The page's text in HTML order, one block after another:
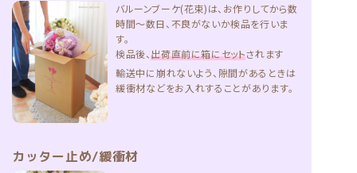
バルーンブーケ(花束)は、お作りしてから数
時間〜数日、不良がないか検品を行いま
す。
検品後、出荷直前に箱にセットされます
輸送中に崩れないよう、隙間があるときは
緩衝材などをお入れすることがあります。
カッター止め/緩衝材